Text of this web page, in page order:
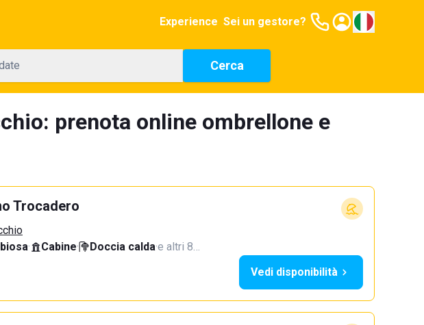
Experience Sei un gestore?
Cerca
prenota online ombrellone e
Trocadero
· Cabine· Doccia calda·e altri 8…
Vedi disponibilità